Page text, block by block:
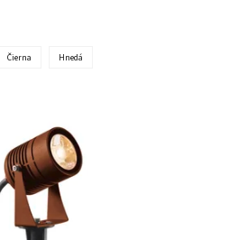
Čierna Hnedá